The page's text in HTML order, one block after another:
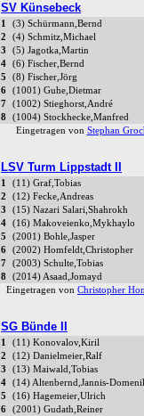
SV Künsebeck
1 (3) Schürmann,Bernd
2
(4) Schmitz,Michael
3
(5) Jagotka,Martin
4
(6) Fischer,Bernd
5
(8) Fischer,Jörg
6
(1001) Guhe,Dietmar
7
(1002) Stieghorst,André
8
(1004) Stockhecke,Manfred
Eingetragen von Stephan
LSV Turm Lippstadt II
1 (11) Graf,Tobias
2
(12) Fecke,Andreas
3
(15) Nazari Salari,Shahrokh
4
(16) Makoveienko,Mykhaylo
5
(2001) Bohle,Jasper
6
(2002) Homfeldt,Christopher
7
(2003) Schulte,Tobias
8
(2014) Asaad,Jomayd
Eingetragen von Christopher
SG Bünde II
1 (11) Konovalov,Kiril
2
(12) Danielmeier,Ralf
3
(13) Maiwald,Tobias
4
(14) Altenbernd,Jannis-
5
(16) Hagemeier,Ulrich
6
(2001) Gudath,Reiner